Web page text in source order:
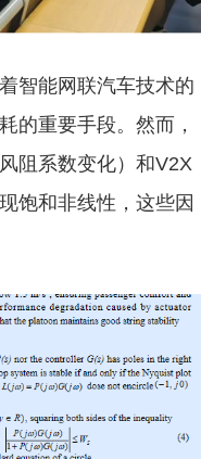
智能网联汽车技术的
的重要手段。然而，
阻系数变化）和V2X
饱和非线性，这些因